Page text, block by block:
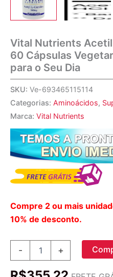
Vital Nutrients
60 Cápsulas
para o Seu Dia
SKU: Ve-693465115114
Categorias: Aminoácidos,
Marca: Vital Nutrients
Compre 2 ou mais
10% de desconto.
- +